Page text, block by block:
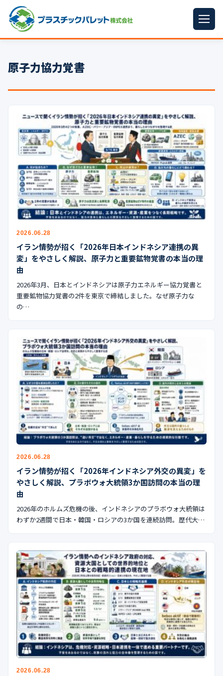
パレットサイズ
プラパレット ▼
コンテナ
中古パレット
再生原料
梱包資材
イラン情勢まとめ
公式ブログ
会社案内
🇺🇸🇰🇷🇹🇼🇻🇳
原子力協力覚書
2026.06.28
イラン情勢が招く「2026年日本インドネシア連携の異
変」をやさしく解説、原子力と重要鉱物覚書の本当の理
由
2026年3月、日本とインドネシアは原子力エネルギー協力覚書と
重要鉱物協力覚書の2件を東京で締結しました。なぜ原子力な
の…
2026.06.28
イラン情勢が招く「2026年インドネシア外交の異変」を
やさしく解説、プラボウォ大統領3か国訪問の本当の理
由
2026年のホルムズ危機の後、インドネシアのプラボウォ大統領は
わずか2週間で日本・韓国・ロシアの3か国を連続訪問。歴代大…
2026.06.28